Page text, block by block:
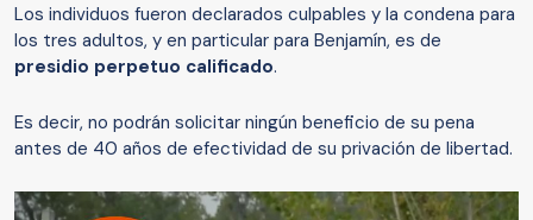
Los individuos fueron declarados culpables y la condena para
los tres adultos, y en particular para Benjamín, es de
presidio perpetuo calificado.
Es decir, no podrán solicitar ningún beneficio de su pena
antes de 40 años de efectividad de su privación de libertad.